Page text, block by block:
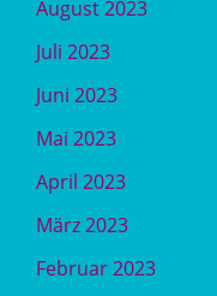
August 2023
Juli 2023
Juni 2023
Mai 2023
April 2023
März 2023
Februar 2023